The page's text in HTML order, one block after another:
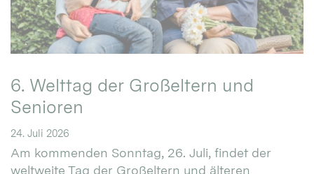
6. Welttag der Großeltern und
Senioren
24. Juli 2026
Am kommenden Sonntag, 26. Juli, findet der
weltweite Tag der Großeltern und älteren